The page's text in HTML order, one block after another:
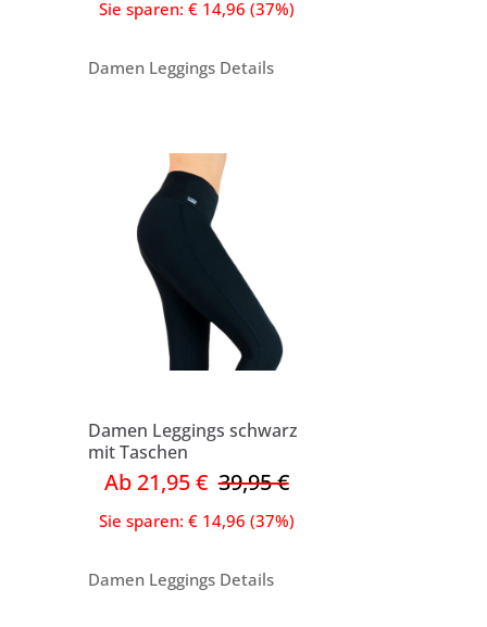
Sie sparen: € 14,96 (37%)
Damen Leggings Details
Damen Leggings schwarz
mit Taschen
Ab 21,95 €39,95 €
Sie sparen: € 14,96 (37%)
Damen Leggings Details